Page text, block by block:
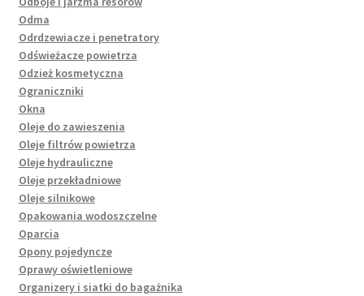
Odma
Odrdzewiacze i penetratory
Odświeżacze powietrza
Odzież kosmetyczna
Ograniczniki
Okna
Oleje do zawieszenia
Oleje filtrów powietrza
Oleje hydrauliczne
Oleje przekładniowe
Oleje silnikowe
Opakowania wodoszczelne
Oparcia
Opony pojedyncze
Oprawy oświetleniowe
Organizery i siatki do bagażnika